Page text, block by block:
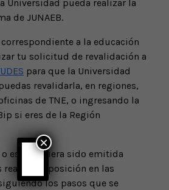
Universidad pueda realizar la
de JUNAEB.
a la educación
tu solicitud de revalidación a
para que la Universidad
revalidarla, en regiones,
de TNE, o ingresando la
si eres de la Región
o esta hubiera sido emitida
realizar reposición en las
los pasos que se
×